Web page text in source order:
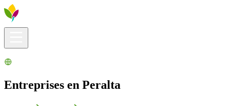
Entreprises en Peralta